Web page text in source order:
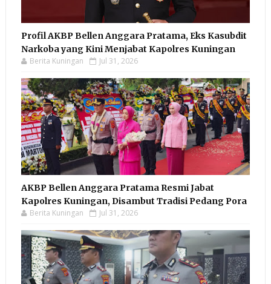
Profil AKBP Bellen Anggara Pratama, Eks Kasubdit
Narkoba yang Kini Menjabat Kapolres Kuningan
Berita Kuningan Jul 31, 2026
AKBP Bellen Anggara Pratama Resmi Jabat
Kapolres Kuningan, Disambut Tradisi Pedang Pora
Berita Kuningan Jul 31, 2026